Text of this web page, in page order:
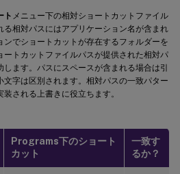
ト メニュー下の相対ショートカットファイル
る相対パスにはアプリケーション名が含まれ
でショートカットが存在するフォルダーを
ートカットファイルパスが提供された相対パ
します。パスにスペースが含まれる場合は引
文字は区別されます。相対パスの一致パター
される上書きに役立ちます。
Programs下のショート
カット
一致す
るか？